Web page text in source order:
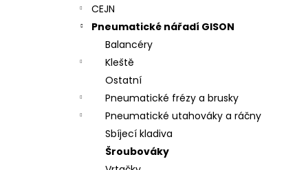
CEJN
Pneumatické nářadí GISON
Balancéry
Kleště
Ostatní
Pneumatické frézy a brusky
Pneumatické utahováky a ráčny
Sbíjecí kladiva
Šroubováky
RYCHLOSPOJKA ESAFE R 1/2" VNĚJŠÍ